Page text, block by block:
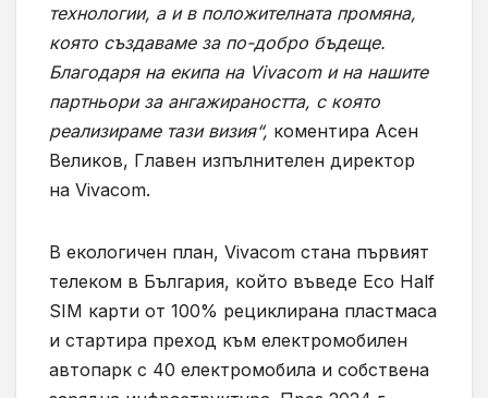
технологии, а и в положителната промяна,
която създаваме за по-добро бъдеще.
Благодаря на екипа на Vivacom и на нашите
партньори за ангажираността, с която
реализираме тази визия“, коментира Асен
Великов, Главен изпълнителен директор
на Vivacom.
В екологичен план, Vivacom стана първият
телеком в България, който въведе Eco Half
SIM карти от 100% рециклирана пластмаса
и стартира преход към електромобилен
автопарк с 40 електромобила и собствена